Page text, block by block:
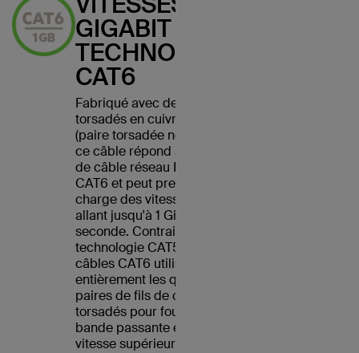
GIGABIT AVEC
TECHNOLOGIE
CAT6
Fabriqué avec des fils
torsadés en cuivre UTP
(paire torsadée non blindée),
ce câble répond à la norme
de câble réseau Ethernet
CAT6 et peut prendre en
charge des vitesses Ethernet
allant jusqu'à 1 Gigabit par
seconde. Contrairement à la
technologie CAT5, les
câbles CAT6 utilisent
entièrement les quatre
paires de fils de cuivre
torsadés pour fournir une
bande passante et une
vitesse supérieures.